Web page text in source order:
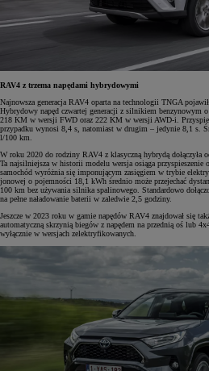
RAV4 z trzema napędami hybrydowymi
Najnowsza generacja RAV4 oparta na technologii TNGA
Hybrydowy napęd czwartej generacji z silnikiem benzynowym
218 KM w wersji FWD oraz 222 KM w wersji AWD-i.
przypadku wynosi 8,4 s, natomiast w drugim – jedynie 8,1 s.
l/100 km.
W roku 2020 do rodziny RAV4 z klasyczną hybrydą
Ta najsilniejsza w historii modelu wersja osiąga
samochód wyróżnia się imponującym zasięgiem w trybie
jonowej o pojemności 18,1 kWh średnio może przejechać
100 km bez używania silnika spalinowego. Standardowo
na pełne naładowanie baterii w zaledwie 2,5 godziny.
Jeszcze w 2023 roku w gamie napędów RAV4 znajdował się
automatyczną skrzynią biegów z napędem na przednią oś lub
wyłącznie w wersjach zelektryfikowanych.